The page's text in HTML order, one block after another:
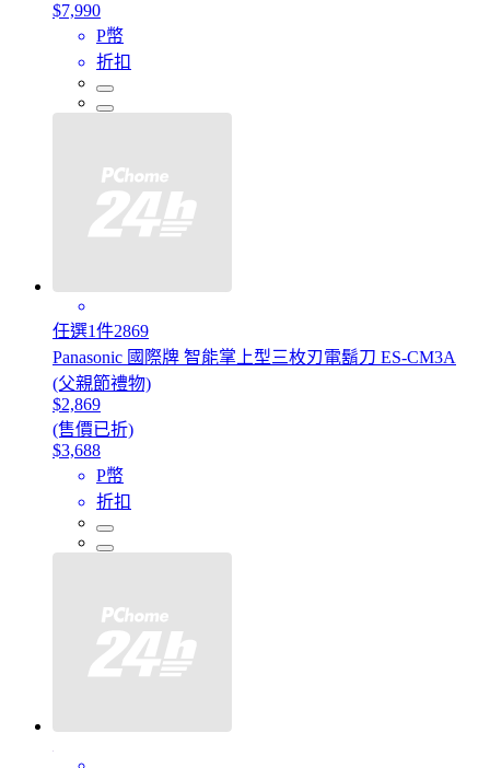
$7,990
P幣
折扣
任選1件2869
Panasonic 國際牌 智能掌上型三枚刃電鬍刀 ES-CM3A
(父親節禮物)
$2,869
(售價已折)
$3,688
P幣
折扣